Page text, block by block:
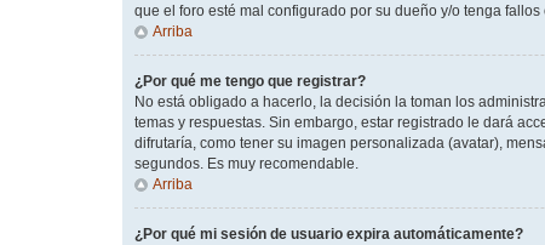
que el foro esté mal configurado por su dueño y/o tenga
Arriba
¿Por qué me tengo que registrar?
No está obligado a hacerlo, la decisión la toman los
temas y respuestas. Sin embargo, estar registrado le dará
difrutaría, como tener su imagen personalizada (avatar),
segundos. Es muy recomendable.
Arriba
¿Por qué mi sesión de usuario expira automáticamente?